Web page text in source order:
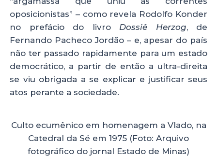
oposicionistas” – como revela Rodolfo Konder
no prefácio do livro Dossiê Herzog, de
Fernando Pacheco Jordão – e, apesar do país
não ter passado rapidamente para um estado
democrático, a partir de então a ultra-direita
se viu obrigada a se explicar e justificar seus
atos perante a sociedade.
Culto ecumênico em homenagem a Vlado, na
Catedral da Sé em 1975 (Foto: Arquivo
fotográfico do jornal Estado de Minas)